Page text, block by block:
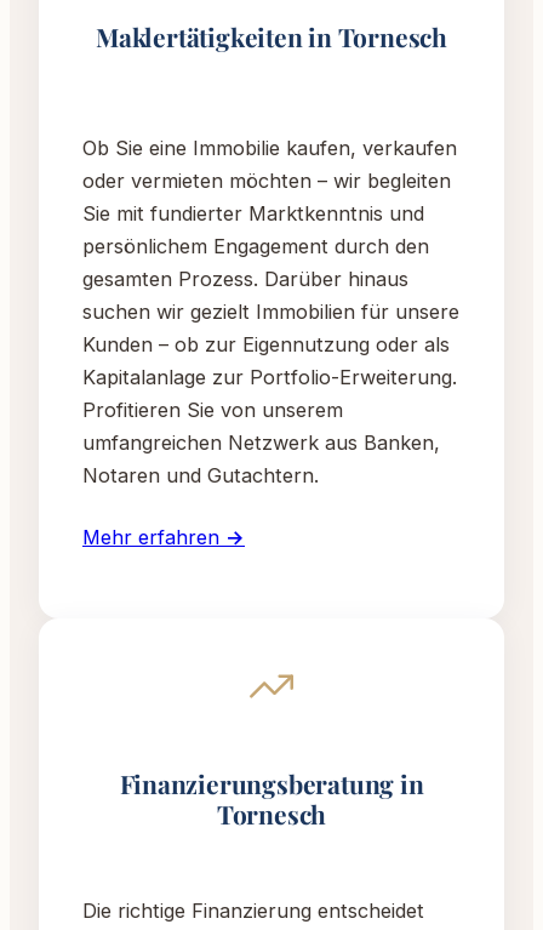
Maklertätigkeiten in Tornesch
Ob Sie eine Immobilie kaufen, verkaufen
oder vermieten möchten – wir begleiten
Sie mit fundierter Marktkenntnis und
persönlichem Engagement durch den
gesamten Prozess. Darüber hinaus
suchen wir gezielt Immobilien für unsere
Kunden – ob zur Eigennutzung oder als
Kapitalanlage zur Portfolio-Erweiterung.
Profitieren Sie von unserem
umfangreichen Netzwerk aus Banken,
Notaren und Gutachtern.
Mehr erfahren →
Finanzierungsberatung in
Tornesch
Die richtige Finanzierung entscheidet